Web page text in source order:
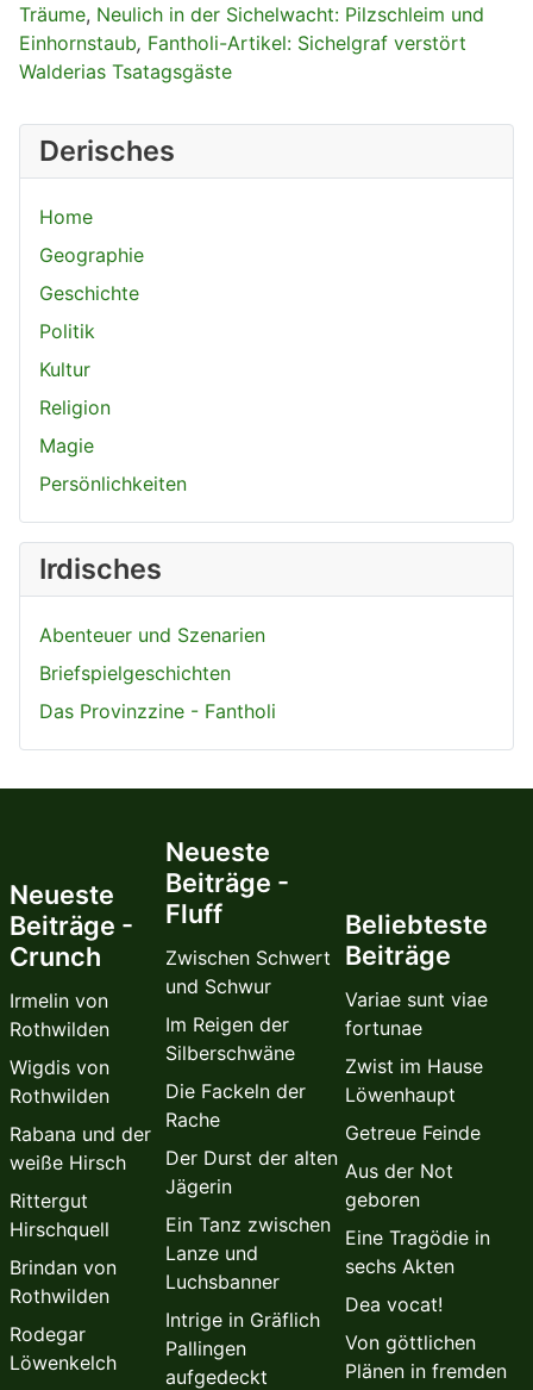
Derisches
Home
Geographie
Geschichte
Politik
Kultur
Religion
Magie
Persönlichkeiten
Irdisches
Abenteuer und Szenarien
Briefspielgeschichten
Das Provinzzine - Fantholi
Träume, Neulich in der Sichelwacht: Pilzschleim und
Einhornstaub, Fantholi-Artikel: Sichelgraf verstört
Walderias Tsatagsgäste
Neueste
Beiträge -
Crunch
Irmelin von
Rothwilden
Wigdis von
Rothwilden
Rabana und der
weiße Hirsch
Rittergut
Hirschquell
Brindan von
Rothwilden
Rodegar
Löwenkelch
Neueste
Beiträge -
Fluff
Zwischen Schwert
und Schwur
Im Reigen der
Silberschwäne
Die Fackeln der
Rache
Der Durst der alten
Jägerin
Ein Tanz zwischen
Lanze und
Luchsbanner
Intrige in Gräflich
Pallingen
aufgedeckt
Beliebteste
Beiträge
Variae sunt viae
fortunae
Zwist im Hause
Löwenhaupt
Getreue Feinde
Aus der Not
geboren
Eine Tragödie in
sechs Akten
Dea vocat!
Von göttlichen
Plänen in fremden